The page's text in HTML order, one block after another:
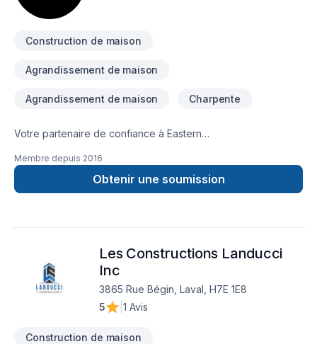
Construction de maison
Agrandissement de maison
Agrandissement de maison Charpente
Votre partenaire de confiance à Eastern
Gestion Or-Concept inc., spécialiste de Agrandissement,
Charpentier, Construction, prêt à concrétiser vos projets les
plus ambitieux. Notre équipe expérimentée vous
aider. Notre engagement est simple : offrir un service
d'exception, centré sur vos besoins et vos aspirations.
Membre depuis 2016
Obtenir une soumission
Les Constructions Landucci
Inc
3865 Rue Bégin, Laval, H7E 1E8
5
1 Avis
Construction de maison